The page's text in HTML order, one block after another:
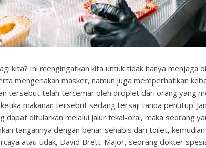
kita? Ini mengingatkan kita untuk tidak hanya menjaga
mengenakan masker, namun juga memperhatikan
tersebut telah tercemar oleh droplet dari orang yang
makanan tersebut sedang tersaji tanpa penutup.
dapat ditularkan melalui jalur fekal-oral, maka seorang
tangannya dengan benar sehabis dari toilet,
atau tidak, David Brett-Major, seorang dokter